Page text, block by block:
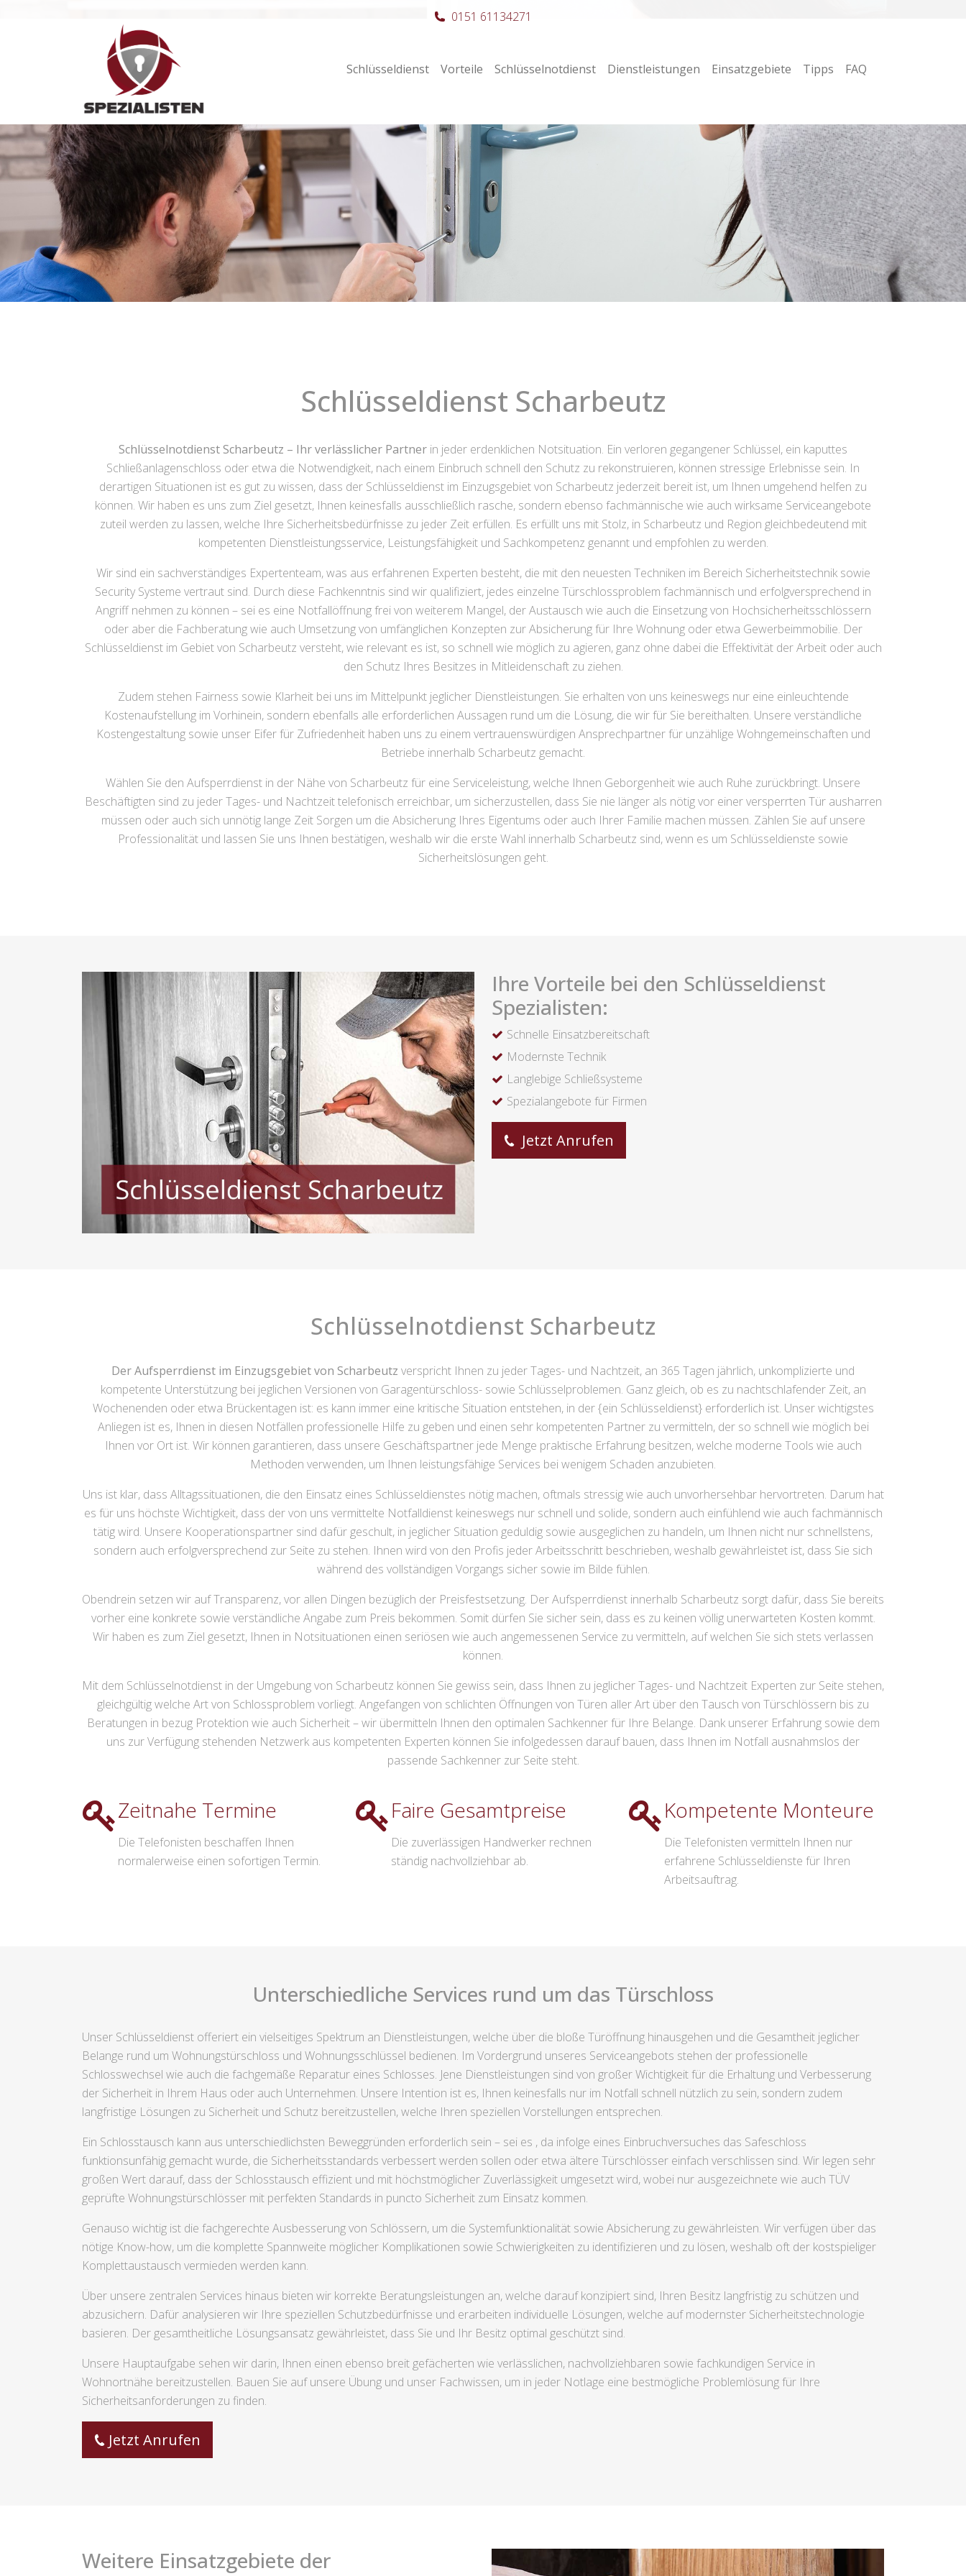
Hauptnavigation Schlüsseldienst Vorteile Schlüsselnotdienst Dienstleistungen Einsatzgebiete Tipps FAQ
0151 61134271
Schlüsseldienst Scharbeutz
Schlüsselnotdienst Scharbeutz – Ihr verlässlicher Partner in jeder erdenklichen Notsituation. Ein verloren gegangener Schlüssel, ein kaputtes
Schließanlagenschloss oder etwa die Notwendigkeit, nach einem Einbruch schnell den Schutz zu rekonstruieren, können stressige Erlebnisse sein. In
derartigen Situationen ist es gut zu wissen, dass der Schlüsseldienst im Einzugsgebiet von Scharbeutz jederzeit bereit ist, um Ihnen umgehend helfen zu
können. Wir haben es uns zum Ziel gesetzt, Ihnen keinesfalls ausschließlich rasche, sondern ebenso fachmännische wie auch wirksame Serviceangebote
zuteil werden zu lassen, welche Ihre Sicherheitsbedürfnisse zu jeder Zeit erfüllen. Es erfüllt uns mit Stolz, in Scharbeutz und Region gleichbedeutend mit
kompetenten Dienstleistungsservice, Leistungsfähigkeit und Sachkompetenz genannt und empfohlen zu werden.
Wir sind ein sachverständiges Expertenteam, was aus erfahrenen Experten besteht, die mit den neuesten Techniken im Bereich Sicherheitstechnik sowie
Security Systeme vertraut sind. Durch diese Fachkenntnis sind wir qualifiziert, jedes einzelne Türschlossproblem fachmännisch und erfolgversprechend in
Angriff nehmen zu können – sei es eine Notfallöffnung frei von weiterem Mangel, der Austausch wie auch die Einsetzung von Hochsicherheitsschlössern
oder aber die Fachberatung wie auch Umsetzung von umfänglichen Konzepten zur Absicherung für Ihre Wohnung oder etwa Gewerbeimmobilie. Der
Schlüsseldienst im Gebiet von Scharbeutz versteht, wie relevant es ist, so schnell wie möglich zu agieren, ganz ohne dabei die Effektivität der Arbeit oder auch
den Schutz Ihres Besitzes in Mitleidenschaft zu ziehen.
Zudem stehen Fairness sowie Klarheit bei uns im Mittelpunkt jeglicher Dienstleistungen. Sie erhalten von uns keineswegs nur eine einleuchtende
Kostenaufstellung im Vorhinein, sondern ebenfalls alle erforderlichen Aussagen rund um die Lösung, die wir für Sie bereithalten. Unsere verständliche
Kostengestaltung sowie unser Eifer für Zufriedenheit haben uns zu einem vertrauenswürdigen Ansprechpartner für unzählige Wohngemeinschaften und
Betriebe innerhalb Scharbeutz gemacht.
Wählen Sie den Aufsperrdienst in der Nähe von Scharbeutz für eine Serviceleistung, welche Ihnen Geborgenheit wie auch Ruhe zurückbringt. Unsere
Beschäftigten sind zu jeder Tages- und Nachtzeit telefonisch erreichbar, um sicherzustellen, dass Sie nie länger als nötig vor einer versperrten Tür ausharren
müssen oder auch sich unnötig lange Zeit Sorgen um die Absicherung Ihres Eigentums oder auch Ihrer Familie machen müssen. Zählen Sie auf unsere
Professionalität und lassen Sie uns Ihnen bestätigen, weshalb wir die erste Wahl innerhalb Scharbeutz sind, wenn es um Schlüsseldienste sowie
Sicherheitslösungen geht.
Ihre Vorteile bei den Schlüsseldienst
Spezialisten:
Schnelle Einsatzbereitschaft
Modernste Technik
Langlebige Schließsysteme
Spezialangebote für Firmen
Jetzt Anrufen
Schlüsselnotdienst Scharbeutz
Der Aufsperrdienst im Einzugsgebiet von Scharbeutz verspricht Ihnen zu jeder Tages- und Nachtzeit, an 365 Tagen jährlich, unkomplizierte und
kompetente Unterstützung bei jeglichen Versionen von Garagentürschloss- sowie Schlüsselproblemen. Ganz gleich, ob es zu nachtschlafender Zeit, an
Wochenenden oder etwa Brückentagen ist: es kann immer eine kritische Situation entstehen, in der {ein Schlüsseldienst} erforderlich ist. Unser wichtigstes
Anliegen ist es, Ihnen in diesen Notfällen professionelle Hilfe zu geben und einen sehr kompetenten Partner zu vermitteln, der so schnell wie möglich bei
Ihnen vor Ort ist. Wir können garantieren, dass unsere Geschäftspartner jede Menge praktische Erfahrung besitzen, welche moderne Tools wie auch
Methoden verwenden, um Ihnen leistungsfähige Services bei wenigem Schaden anzubieten.
Uns ist klar, dass Alltagssituationen, die den Einsatz eines Schlüsseldienstes nötig machen, oftmals stressig wie auch unvorhersehbar hervortreten. Darum hat
es für uns höchste Wichtigkeit, dass der von uns vermittelte Notfalldienst keineswegs nur schnell und solide, sondern auch einfühlend wie auch fachmännisch
tätig wird. Unsere Kooperationspartner sind dafür geschult, in jeglicher Situation geduldig sowie ausgeglichen zu handeln, um Ihnen nicht nur schnellstens,
sondern auch erfolgversprechend zur Seite zu stehen. Ihnen wird von den Profis jeder Arbeitsschritt beschrieben, weshalb gewährleistet ist, dass Sie sich
während des vollständigen Vorgangs sicher sowie im Bilde fühlen.
Obendrein setzen wir auf Transparenz, vor allen Dingen bezüglich der Preisfestsetzung. Der Aufsperrdienst innerhalb Scharbeutz sorgt dafür, dass Sie bereits
vorher eine konkrete sowie verständliche Angabe zum Preis bekommen. Somit dürfen Sie sicher sein, dass es zu keinen völlig unerwarteten Kosten kommt.
Wir haben es zum Ziel gesetzt, Ihnen in Notsituationen einen seriösen wie auch angemessenen Service zu vermitteln, auf welchen Sie sich stets verlassen
können.
Mit dem Schlüsselnotdienst in der Umgebung von Scharbeutz können Sie gewiss sein, dass Ihnen zu jeglicher Tages- und Nachtzeit Experten zur Seite stehen,
gleichgültig welche Art von Schlossproblem vorliegt. Angefangen von schlichten Öffnungen von Türen aller Art über den Tausch von Türschlössern bis zu
Beratungen in bezug Protektion wie auch Sicherheit – wir übermitteln Ihnen den optimalen Sachkenner für Ihre Belange. Dank unserer Erfahrung sowie dem
uns zur Verfügung stehenden Netzwerk aus kompetenten Experten können Sie infolgedessen darauf bauen, dass Ihnen im Notfall ausnahmslos der
passende Sachkenner zur Seite steht.
Zeitnahe Termine
Die Telefonisten beschaffen Ihnen
normalerweise einen sofortigen Termin.
Faire Gesamtpreise
Die zuverlässigen Handwerker rechnen
ständig nachvollziehbar ab.
Kompetente Monteure
Die Telefonisten vermitteln Ihnen nur
erfahrene Schlüsseldienste für Ihren
Arbeitsauftrag.
Unterschiedliche Services rund um das Türschloss
Unser Schlüsseldienst offeriert ein vielseitiges Spektrum an Dienstleistungen, welche über die bloße Türöffnung hinausgehen und die Gesamtheit jeglicher
Belange rund um Wohnungstürschloss und Wohnungsschlüssel bedienen. Im Vordergrund unseres Serviceangebots stehen der professionelle
Schlosswechsel wie auch die fachgemäße Reparatur eines Schlosses. Jene Dienstleistungen sind von großer Wichtigkeit für die Erhaltung und Verbesserung
der Sicherheit in Ihrem Haus oder auch Unternehmen. Unsere Intention ist es, Ihnen keinesfalls nur im Notfall schnell nützlich zu sein, sondern zudem
langfristige Lösungen zu Sicherheit und Schutz bereitzustellen, welche Ihren speziellen Vorstellungen entsprechen.
Ein Schlosstausch kann aus unterschiedlichsten Beweggründen erforderlich sein – sei es , da infolge eines Einbruchversuches das Safeschloss
funktionsunfähig gemacht wurde, die Sicherheitsstandards verbessert werden sollen oder etwa ältere Türschlösser einfach verschlissen sind. Wir legen sehr
großen Wert darauf, dass der Schlosstausch effizient und mit höchstmöglicher Zuverlässigkeit umgesetzt wird, wobei nur ausgezeichnete wie auch TÜV
geprüfte Wohnungstürschlösser mit perfekten Standards in puncto Sicherheit zum Einsatz kommen.
Genauso wichtig ist die fachgerechte Ausbesserung von Schlössern, um die Systemfunktionalität sowie Absicherung zu gewährleisten. Wir verfügen über das
nötige Know-how, um die komplette Spannweite möglicher Komplikationen sowie Schwierigkeiten zu identifizieren und zu lösen, weshalb oft der kostspieliger
Komplettaustausch vermieden werden kann.
Über unsere zentralen Services hinaus bieten wir korrekte Beratungsleistungen an, welche darauf konzipiert sind, Ihren Besitz langfristig zu schützen und
abzusichern. Dafür analysieren wir Ihre speziellen Schutzbedürfnisse und erarbeiten individuelle Lösungen, welche auf modernster Sicherheitstechnologie
basieren. Der gesamtheitliche Lösungsansatz gewährleistet, dass Sie und Ihr Besitz optimal geschützt sind.
Unsere Hauptaufgabe sehen wir darin, Ihnen einen ebenso breit gefächerten wie verlässlichen, nachvollziehbaren sowie fachkundigen Service in
Wohnortnähe bereitzustellen. Bauen Sie auf unsere Übung und unser Fachwissen, um in jeder Notlage eine bestmögliche Problemlösung für Ihre
Sicherheitsanforderungen zu finden.
Jetzt Anrufen
Weitere Einsatzgebiete der